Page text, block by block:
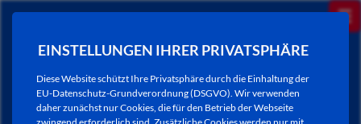
EINSTELLUNGEN IHRER PRIVATSPHÄRE
Diese Website schützt Ihre Privatsphäre durch die Einhaltung der
EU-Datenschutz-Grundverordnung (DSGVO). Wir verwenden
daher zunächst nur Cookies, die für den Betrieb der Webseite